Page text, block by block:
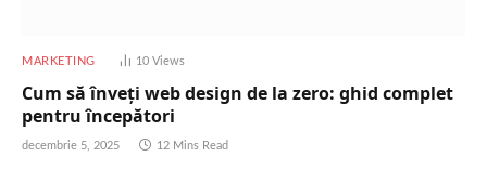
MARKETING 10 Views
Cum să înveți web design de la zero: ghid complet
pentru începători
decembrie 5, 2025 12 Mins Read